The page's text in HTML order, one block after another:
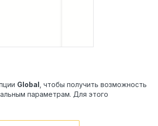
Global , чтобы получить возможность
параметрам. Для этого